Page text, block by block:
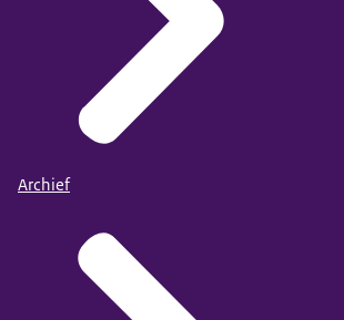
Archief